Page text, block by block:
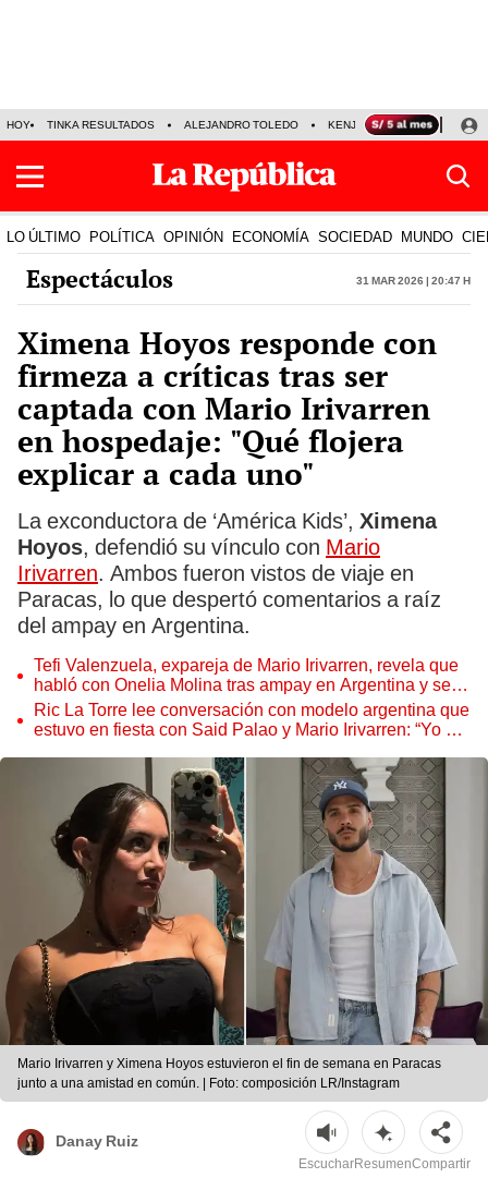
HOY TINKA RESULTADOS ALEJANDRO TOLEDO KENJI FUJIMORI
LO ÚLTIMO POLÍTICA OPINIÓN ECONOMÍA SOCIEDAD MUNDO
Espectáculos 31 Mar 2026 | 20:47 h
Ximena Hoyos responde con
firmeza a críticas tras ser
captada con Mario Irivarren
en hospedaje: "Qué flojera
explicar a cada uno"
La exconductora de ‘América Kids’, Ximena
Hoyos, defendió su vínculo con Mario
Irivarren. Ambos fueron vistos de viaje en
Paracas, lo que despertó comentarios a raíz
del ampay en Argentina.
Tefi Valenzuela, expareja de Mario Irivarren, revela que
habló con Onelia Molina tras ampay en Argentina y se
solidariza: "Yo lo he pasado"
Ric La Torre lee conversación con modelo argentina que
estuvo en fiesta con Said Palao y Mario Irivarren: “Yo no
Mario Irivarren y Ximena Hoyos estuvieron el fin de semana en Paracas
junto a una amistad en común. | Foto: composición LR/Instagram
Danay Ruiz
EscucharResumenCompartir